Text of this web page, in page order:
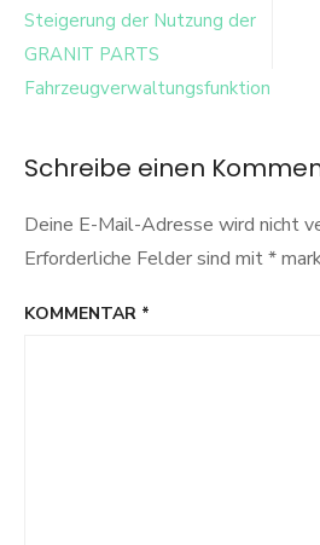
Steigerung der Nutzung der
GRANIT PARTS
Fahrzeugverwaltungsfunktion
Schreibe einen
Deine E-Mail-Adresse wird nicht
Erforderliche Felder sind mit*
KOMMENTAR *